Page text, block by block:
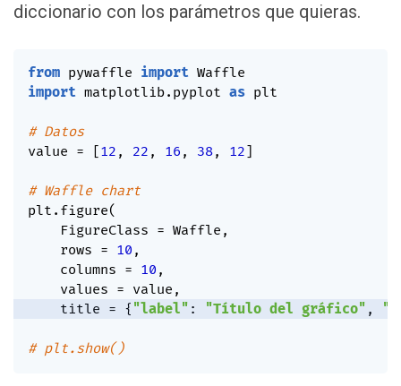
diccionario con los parámetros que quieras.
from pywaffle import
import matplotlib. pyplot as plt
# Datos
value = [12 , 22 , 16 , 38, 12]
# Waffle chart
plt . figure(
    FigureClass
= Waffle ,
    rows
= 10 ,
    columns
= 10 ,
    values
= value ,
    title
= { "label" : "Título del gráfico" ,
# plt.show()